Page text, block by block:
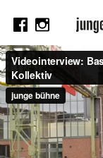
AKTUELL
Thema
Video
Kritik